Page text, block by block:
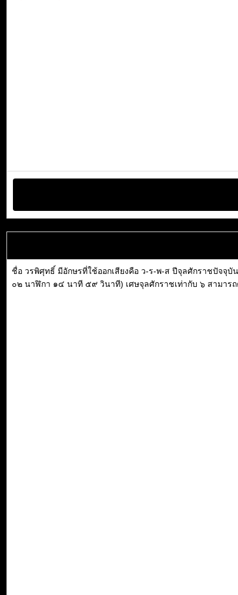
ชื่อ วรพิศุทธิ์ มีอักษรที่ใช้ออกเสียงคือ ว-ร-พ-ส ปีจุลศักราชปัจ
๐๒ นาฬิกา ๑๔ นาที ๕๙ วินาที) เศษจุลศักราชเท่ากับ ๖ สามาร